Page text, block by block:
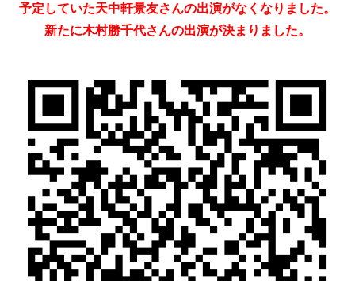
予定していた天中軒景友さんの出演がなくなりました。
新たに木村勝千代さんの出演が決まりました。